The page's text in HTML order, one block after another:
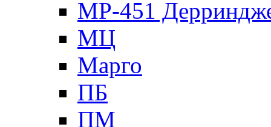
МР-451
МЦ
Марго
ПБ
ПМ